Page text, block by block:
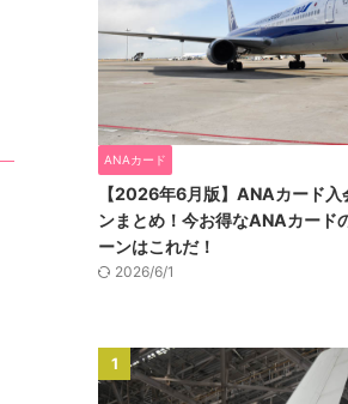
ANAカード
【2026年6月版】ANAカード入
ンまとめ！今お得なANAカード
ーンはこれだ！
2026/6/1
1